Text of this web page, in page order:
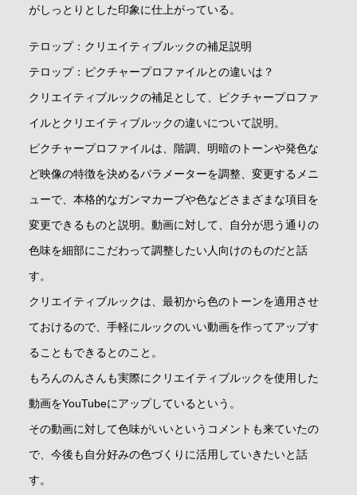
がしっとりとした印象に仕上がっている。
テロップ：クリエイティブルックの補足説明
テロップ：ピクチャープロファイルとの違いは？
クリエイティブルックの補足として、ピクチャープロファ
イルとクリエイティブルックの違いについて説明。
ピクチャープロファイルは、階調、明暗のトーンや発色な
ど映像の特徴を決めるパラメーターを調整、変更するメニ
ューで、本格的なガンマカーブや色などさまざまな項目を
変更できるものと説明。動画に対して、自分が思う通りの
色味を細部にこだわって調整したい人向けのものだと話
す。
クリエイティブルックは、最初から色のトーンを適用させ
ておけるので、手軽にルックのいい動画を作ってアップす
ることもできるとのこと。
もろんのんさんも実際にクリエイティブルックを使用した
動画をYouTubeにアップしているという。
その動画に対して色味がいいというコメントも来ていたの
で、今後も自分好みの色づくりに活用していきたいと話
す。